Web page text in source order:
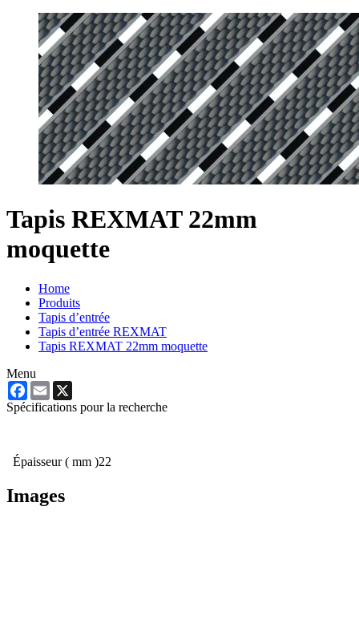
Tapis REXMAT 22mm
moquette
Home
Produits
Tapis d’entrée
Tapis d’entrée REXMAT
Tapis REXMAT 22mm moquette
Menu
Facebook
Email
Spécifications pour la recherche
Épaisseur ( mm )22
Images